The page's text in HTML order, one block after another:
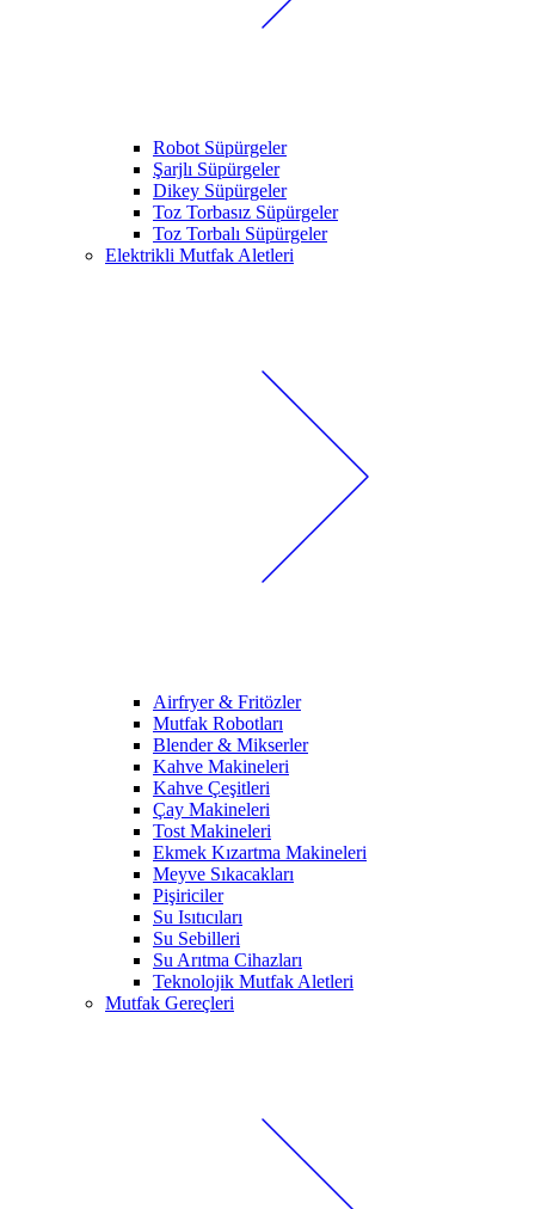
Robot Süpürgeler
Şarjlı Süpürgeler
Dikey Süpürgeler
Toz Torbasız Süpürgeler
Toz Torbalı Süpürgeler
Elektrikli Mutfak Aletleri
Airfryer & Fritözler
Mutfak Robotları
Blender & Mikserler
Kahve Makineleri
Kahve Çeşitleri
Çay Makineleri
Tost Makineleri
Ekmek Kızartma Makineleri
Meyve Sıkacakları
Pişiriciler
Su Isıtıcıları
Su Sebilleri
Su Arıtma Cihazları
Teknolojik Mutfak Aletleri
Mutfak Gereçleri